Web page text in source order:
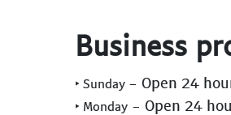
Business
‣ Sunday - Open 24
‣ Monday - Open 24